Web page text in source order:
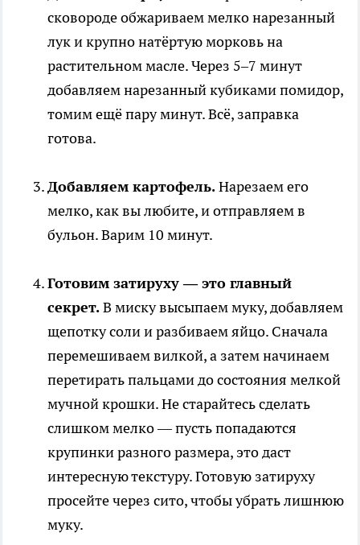
сковороде обжариваем мелко нарезанный
лук и крупно натёртую морковь на
растительном масле. Через 5–7 минут
добавляем нарезанный кубиками помидор,
томим ещё пару минут. Всё, заправка
готова.
Добавляем картофель.Нарезаем его
мелко, как вы любите, и отправляем в
бульон. Варим 10 минут.
Готовим затируху — это главный
секрет.В миску высыпаем муку, добавляем
щепотку соли и разбиваем яйцо. Сначала
перемешиваем вилкой, а затем начинаем
перетирать пальцами до состояния мелкой
мучной крошки. Не старайтесь сделать
слишком мелко — пусть попадаются
крупинки разного размера, это даст
интересную текстуру. Готовую затируху
просейте через сито, чтобы убрать лишнюю
муку.